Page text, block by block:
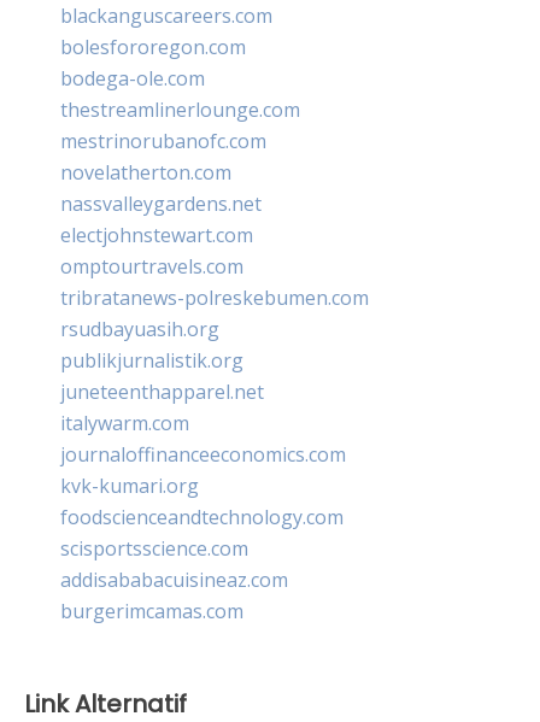
blackanguscareers.com
bolesfororegon.com
bodega-ole.com
thestreamlinerlounge.com
mestrinorubanofc.com
novelatherton.com
nassvalleygardens.net
electjohnstewart.com
omptourtravels.com
tribratanews-polreskebumen.com
rsudbayuasih.org
publikjurnalistik.org
juneteenthapparel.net
italywarm.com
journaloffinanceeconomics.com
kvk-kumari.org
foodscienceandtechnology.com
scisportsscience.com
addisababacuisineaz.com
burgerimcamas.com
Link Alternatif